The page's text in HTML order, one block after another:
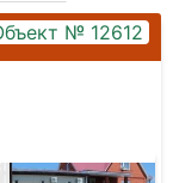
№ 12612